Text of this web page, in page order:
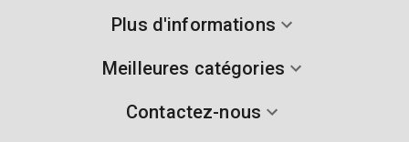
Plus d'informations
Meilleures catégories
Contactez-nous